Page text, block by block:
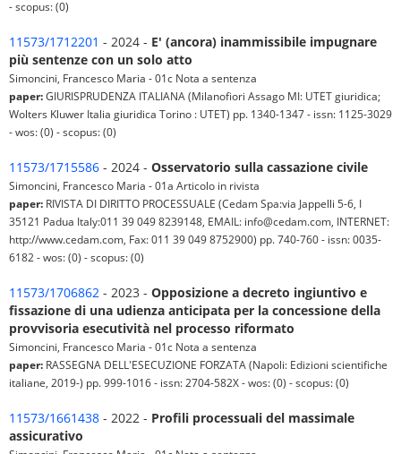
- scopus: (0)
11573/1712201 - 2024 - E' (ancora) inammissibile impugnare
più sentenze con un solo atto
Simoncini, Francesco Maria - 01c Nota a sentenza
paper:GIURISPRUDENZA ITALIANA (Milanofiori Assago MI: UTET giuridica;
Wolters Kluwer Italia giuridica Torino : UTET) pp. 1340-1347 - issn: 1125-3029
- wos: (0) - scopus: (0)
11573/1715586 - 2024 - Osservatorio sulla cassazione civile
Simoncini, Francesco Maria - 01a Articolo in rivista
paper: RIVISTA DI DIRITTO PROCESSUALE (Cedam Spa:via Jappelli 5-6, I
35121 Padua Italy:011 39 049 8239148, EMAIL: info@cedam.com, INTERNET:
http://www.cedam.com, Fax: 011 39 049 8752900) pp. 740-760 - issn: 0035-
6182 - wos: (0) - scopus: (0)
11573/1706862 - 2023 - Opposizione a decreto ingiuntivo e
fissazione di una udienza anticipata per la concessione della
provvisoria esecutività nel processo riformato
Simoncini, Francesco Maria - 01c Nota a sentenza
paper: RASSEGNA DELL'ESECUZIONE FORZATA (Napoli: Edizioni scientifiche
italiane, 2019-) pp. 999-1016 - issn: 2704-582X - wos: (0) - scopus: (0)
11573/1661438 - 2022 - Profili processuali del massimale
assicurativo